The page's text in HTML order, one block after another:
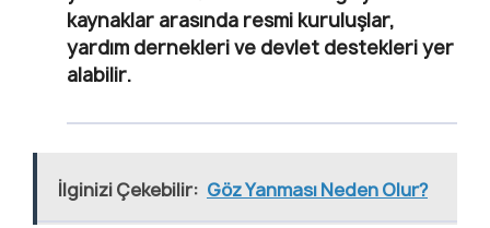
kaynaklar arasında resmi kuruluşlar,
yardım dernekleri ve devlet destekleri yer
alabilir.
İlginizi Çekebilir: Göz Yanması Neden Olur?